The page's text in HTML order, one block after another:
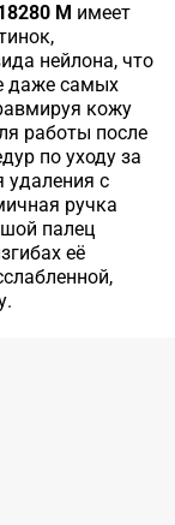
M имеет
нейлона, что
даже самых
кожу
работы после
по уходу за
удаления с
ручка
палец
её